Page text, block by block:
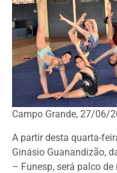
Campo Grande, 27/06/
A partir desta quarta-
Ginásio Guanandizão,
– Funesp, será palco